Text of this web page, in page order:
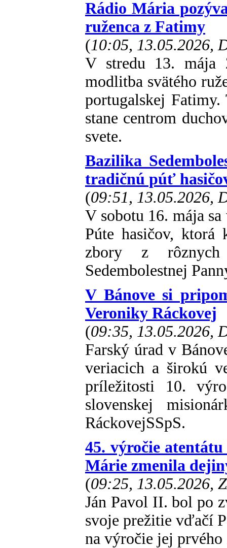
Rádio Mária
ruženca z Fatimy
(10:05, 13.05.2026,
V stredu 13. mája
modlitba svätého
portugalskej
stane centrom
svete.
Bazilika
tradičnú púť
(09:51, 13.05.2026,
V sobotu 16. mája
Púte hasičov, ktorá
zbory z
Sedembolestnej
V Bánove si
Veroniky Ráckovej
(09:35, 13.05.2026,
Farský úrad v
veriacich a širokú
príležitosti 10.
slovenskej
RáckovejSSpS.
45. výročie
Márie zmenila
(09:25, 13.05.2026,
Ján Pavol II. bol po
svoje prežitie vďačí
na výročie jej